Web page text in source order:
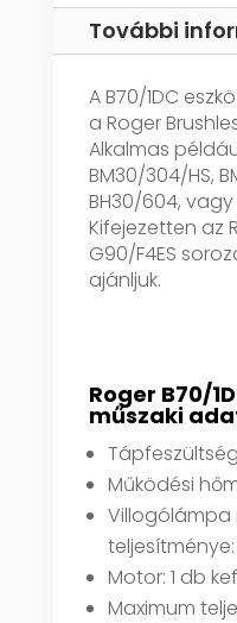
További
A B70/1DC
a Roger
Alkalmas
BM30/304/HS,
BH30/604, vagy
Kifejezetten az
G90/F4ES
ajánljuk.
Roger B70/
műszaki
Működési
Villogólámpa
Motor: 1 db
Maximum